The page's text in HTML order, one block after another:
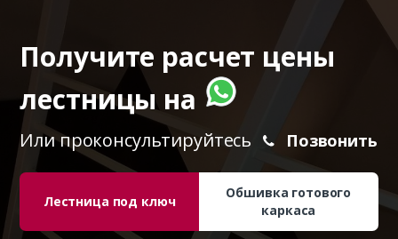
Получите расчет цены
лестницы на
Или проконсультируйтесь Позвонить
Лестница под ключ
Обшивка готового
каркаса